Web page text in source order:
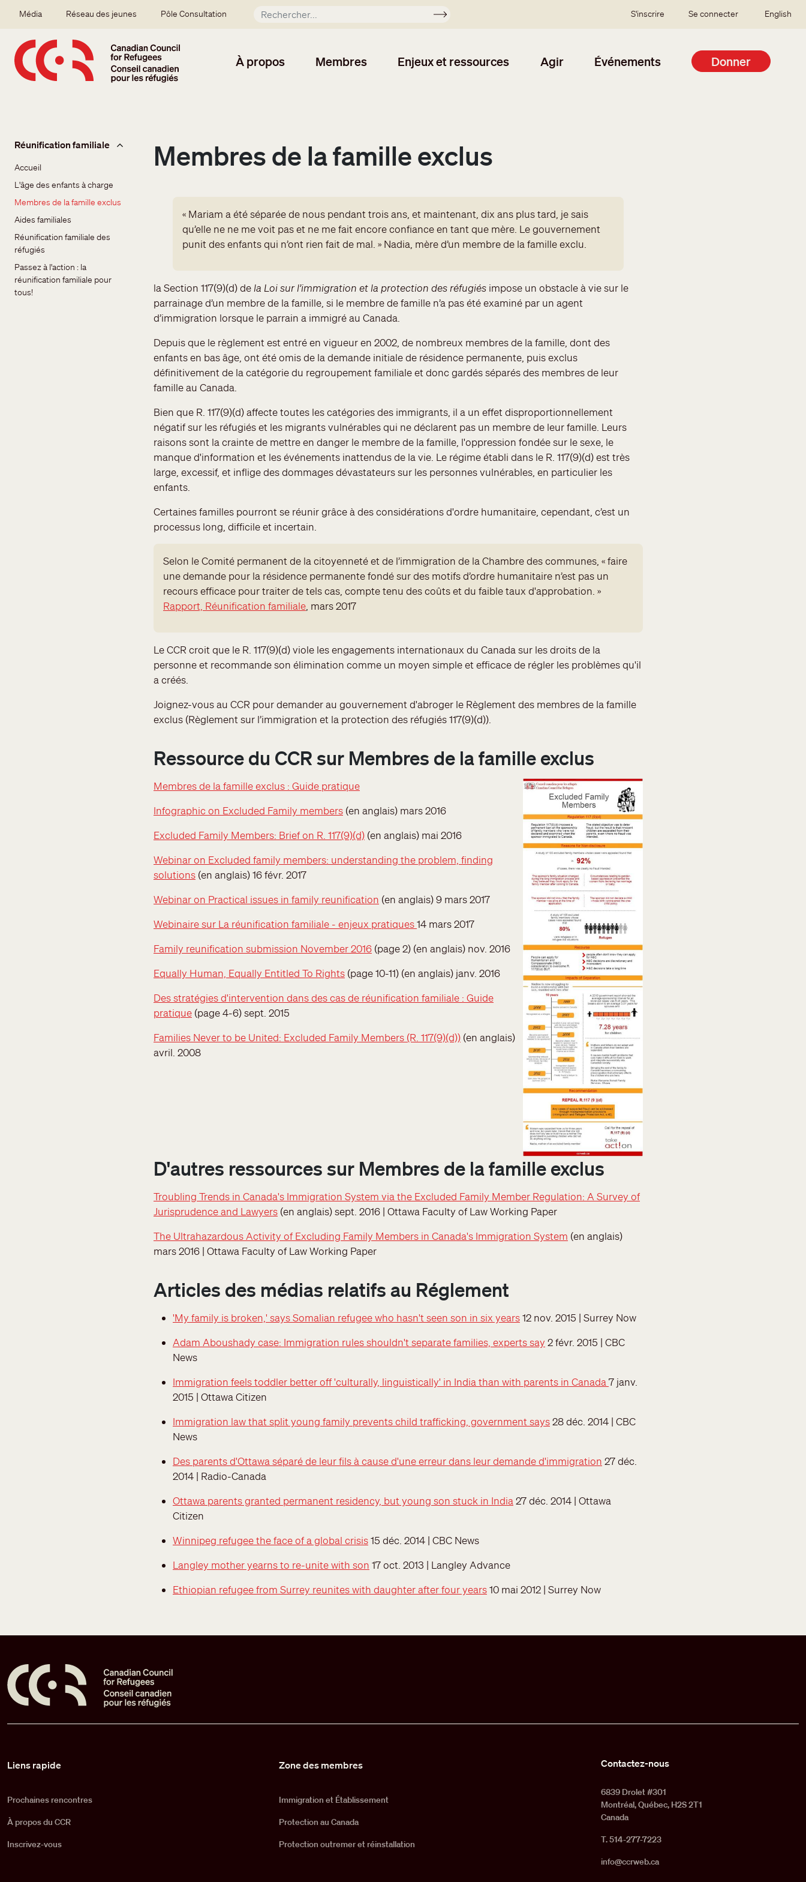
Secondary menu
Média Réseau des jeunes Pôle Consultation Soumettre SSO user menu
S'inscrire Se connecter English
À propos Membres Enjeux et ressources Agir Événements Donner
Membres de la famille exclus
« Mariam a été séparée de nous pendant trois ans, et maintenant, dix ans plus tard, je sais
qu’elle ne ne me voit pas et ne me fait encore confiance en tant que mère. Le gouvernement
punit des enfants qui n’ont rien fait de mal. » Nadia, mère d’un membre de la famille exclu.
la Section 117(9)(d) de la Loi sur l’immigration et la protection des réfugiés impose un obstacle à vie sur le
parrainage d’un membre de la famille, si le membre de famille n’a pas été examiné par un agent
d’immigration lorsque le parrain a immigré au Canada.
Depuis que le règlement est entré en vigueur en 2002, de nombreux membres de la famille, dont des
enfants en bas âge, ont été omis de la demande initiale de résidence permanente, puis exclus
définitivement de la catégorie du regroupement familiale et donc gardés séparés des membres de leur
famille au Canada.
Bien que R. 117(9)(d) affecte toutes les catégories des immigrants, il a un effet disproportionnellement
négatif sur les réfugiés et les migrants vulnérables qui ne déclarent pas un membre de leur famille. Leurs
raisons sont la crainte de mettre en danger le membre de la famille, l'oppression fondée sur le sexe, le
manque d'information et les événements inattendus de la vie. Le régime établi dans le R. 117(9)(d) est très
large, excessif, et inflige des dommages dévastateurs sur les personnes vulnérables, en particulier les
enfants.
Certaines familles pourront se réunir grâce à des considérations d'ordre humanitaire, cependant, c’est un
processus long, difficile et incertain.
Selon le Comité permanent de la citoyenneté et de l’immigration de la Chambre des communes, « faire
une demande pour la résidence permanente fondé sur des motifs d’ordre humanitaire n’est pas un
recours efficace pour traiter de tels cas, compte tenu des coûts et du faible taux d'approbation. »
Rapport, Réunification familiale , mars 2017
Le CCR croit que le R. 117(9)(d) viole les engagements internationaux du Canada sur les droits de la
personne et recommande son élimination comme un moyen simple et efficace de régler les problèmes qu'il
a créés.
Joignez-vous au CCR pour demander au gouvernement d'abroger le Règlement des membres de la famille
exclus (Règlement sur l’immigration et la protection des réfugiés 117(9)(d)).
Ressource du CCR sur Membres de la famille exclus
Membres de la famille exclus : Guide pratique
Infographic on Excluded Family members (en anglais) mars 2016
Excluded Family Members: Brief on R. 117(9)(d) (en anglais) mai 2016
Webinar on Excluded family members: understanding the problem, finding
solutions (en anglais) 16 févr. 2017
Webinar on Practical issues in family reunification (en anglais) 9 mars 2017
Webinaire sur La réunification familiale - enjeux pratiques14 mars 2017
Family reunification submission November 2016 (page 2) (en anglais) nov. 2016
Equally Human, Equally Entitled To Rights (page 10-11) (en anglais) janv. 2016
Des stratégies d'intervention dans des cas de réunification familiale : Guide
pratique (page 4-6) sept. 2015
Families Never to be United: Excluded Family Members (R. 117(9)(d)) (en anglais)
avril. 2008
D'autres ressources sur Membres de la famille exclus
Troubling Trends in Canada's Immigration System via the Excluded Family Member Regulation: A Survey of
Jurisprudence and Lawyers (en anglais) sept. 2016 | Ottawa Faculty of Law Working Paper
The Ultrahazardous Activity of Excluding Family Members in Canada's Immigration System (en anglais)
mars 2016 | Ottawa Faculty of Law Working Paper
Articles des médias relatifs au Réglement
'My family is broken,' says Somalian refugee who hasn't seen son in six years12 nov. 2015 | Surrey Now
Adam Aboushady case: Immigration rules shouldn't separate families, experts say 2 févr. 2015 | CBC
News
Immigration feels toddler better off 'culturally, linguistically' in India than with parents in Canada 7 janv.
2015 | Ottawa Citizen
Immigration law that split young family prevents child trafficking, government says28 déc. 2014 | CBC
News
Des parents d'Ottawa séparé de leur fils à cause d'une erreur dans leur demande d'immigration 27 déc.
2014 | Radio-Canada
Ottawa parents granted permanent residency, but young son stuck in India 27 déc. 2014 | Ottawa
Citizen
Winnipeg refugee the face of a global crisis15 déc. 2014 | CBC News
Langley mother yearns to re-unite with son 17 oct. 2013 | Langley Advance
Ethiopian refugee from Surrey reunites with daughter after four years10 mai 2012 | Surrey Now
Réunification familiale
Accueil
L'âge des enfants à charge
Membres de la famille exclus
Aides familiales
Réunification familiale des
réfugiés
Passez à l'action : la
réunification familiale pour
tous!
Liens rapide
Prochaines rencontres
À propos du CCR
Inscrivez-vous
Zone des membres
Immigration et Établissement
Protection au Canada
Protection outremer et réinstallation
Contactez-nous
6839 Drolet #301
Montréal, Québec, H2S 2T1
Canada
T. 514-277-7223
info@ccrweb.ca